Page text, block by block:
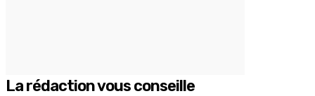
La rédaction vous conseille